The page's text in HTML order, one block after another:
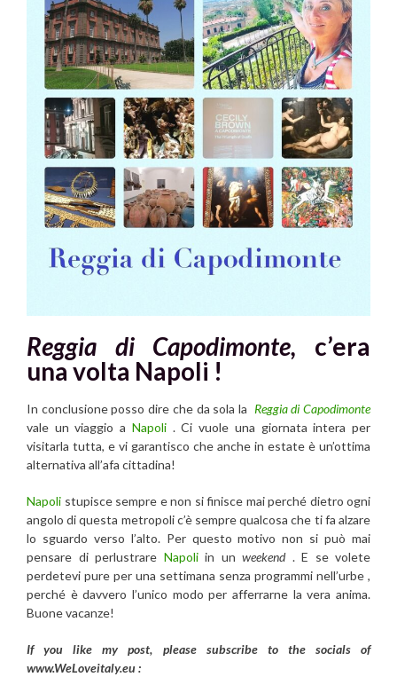
Reggia di Capodimonte, c’era
una volta Napoli !
In conclusione posso dire che da sola la Reggia di Capodimonte
vale un viaggio a Napoli. Ci vuole una giornata intera per
visitarla tutta, e vi garantisco che anche in estate è un’ottima
alternativa all’afa cittadina!
Napoli stupisce sempre e non si finisce mai perché dietro ogni
angolo di questa metropoli c’è sempre qualcosa che ti fa alzare
lo sguardo verso l’alto. Per questo motivo non si può mai
pensare di perlustrare Napoliin un weekend . E se volete
perdetevi pure per una settimana senza programmi nell’urbe ,
perché è davvero l’unico modo per afferrarne la vera anima.
Buone vacanze!
If you like my post, please subscribe to the socials of
www.WeLoveitaly.eu :